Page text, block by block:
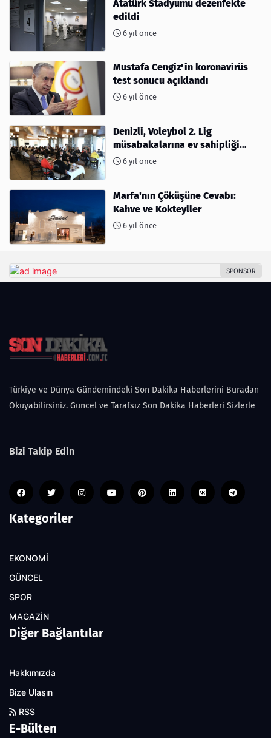
Atatürk Stadyumu dezenfekte
edildi
6 yıl önce
Mustafa Cengiz'in koronavirüs
test sonucu açıklandı
6 yıl önce
Denizli, Voleybol 2. Lig
müsabakalarına ev sahipliği
yapıyor
6 yıl önce
Marfa'nın Çöküşüne Cevabı:
Kahve ve Kokteyller
6 yıl önce
Türkiye ve Dünya Gündemindeki Son Dakika Haberlerini Buradan
Okuyabilirsiniz. Güncel ve Tarafsız Son Dakika Haberleri Sizlerle
Bizi Takip Edin
Kategoriler
EKONOMİ
GÜNCEL
SPOR
MAGAZİN
Diğer Bağlantılar
Hakkımızda
Bize Ulaşın
RSS
E-Bülten